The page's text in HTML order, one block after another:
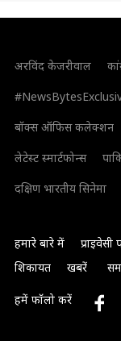
अरविंद केजरीवाल
बॉक्स ऑफिस कलेक्शन
लेटेस्ट स्मार्टफोन्स
दक्षिण भारतीय सिनेमा
हमारे बारे में प्राइवेसी
शिकायत
खबरें
हमें फॉलो करें